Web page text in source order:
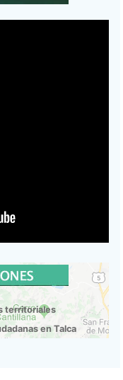
territoriales
en Talca